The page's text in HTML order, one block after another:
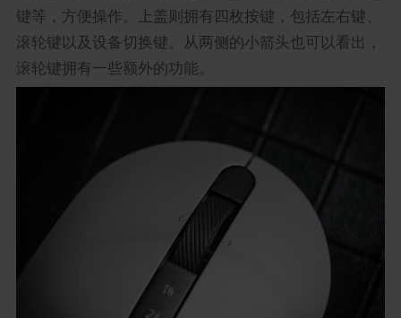
键等，方便操作。上盖则拥有四枚按键，包括左右键、
滚轮键以及设备切换键。从两侧的小箭头也可以看出，
滚轮键拥有一些额外的功能。